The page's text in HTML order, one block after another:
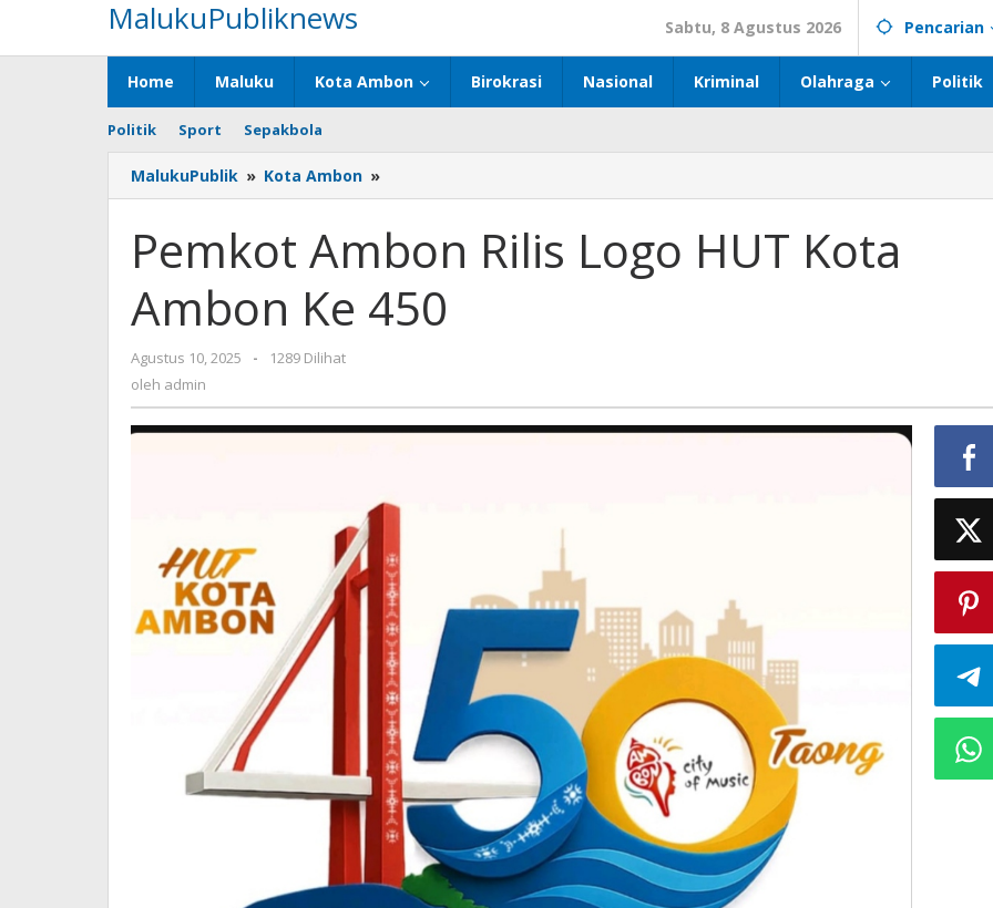
konten
MalukuPubliknews Sabtu, 8 Agustus 2026 Pencarian
Home Maluku Kota Ambon Birokrasi Nasional Kriminal Olahraga Politik
Politik Sport Sepakbola
MalukuPublik » Kota Ambon »
Ambon
Logo
HUT
Kota
Ambon
Pemkot Ambon Rilis Logo HUT Kota
Ambon Ke 450
Agustus 10, 2025
oleh
-
1289 Dilihat
oleh admin